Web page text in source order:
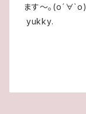
ます～。(о´∀`о)
yukky.